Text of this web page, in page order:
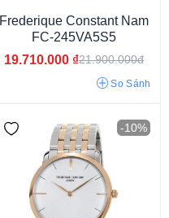
Dây Thép Không Gỉ
Frederique Constant Nam
FC-245VA5S5
19.710.000 ₫21.900.000đ
So Sánh
-10%